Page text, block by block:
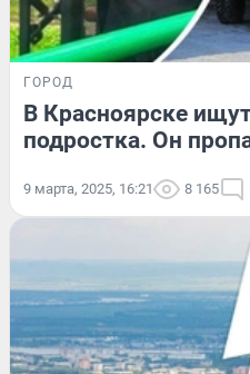
ГОРОД
В Красноярске
подростка. Он
9 марта, 2025, 16:21 8 165